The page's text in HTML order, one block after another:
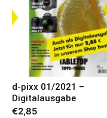
d-pixx 01/2021 –
Digitalausgabe
€2,85